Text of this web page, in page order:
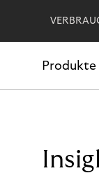
Produkte